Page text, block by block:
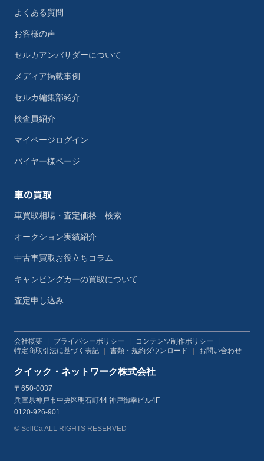
よくある質問
お客様の声
セルカアンバサダーについて
メディア掲載事例
セルカ編集部紹介
検査員紹介
マイページログイン
バイヤー様ページ
車の買取
車買取相場・査定価格 検索
オークション実績紹介
中古車買取お役立ちコラム
キャンピングカーの買取について
査定申し込み
会社概要 プライバシーポリシー コンテンツ制作ポリシー
特定商取引法に基づく表記
書類・規約ダウンロード お問い合わせ
クイック・ネットワーク株式会社
〒650-0037
兵庫県神戸市中央区明石町44 神戸御幸ビル4F
0120-926-901
© SellCa ALL RIGHTS RESERVED